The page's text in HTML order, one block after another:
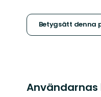
stjärnor
Betygsätt denna
Användarnas